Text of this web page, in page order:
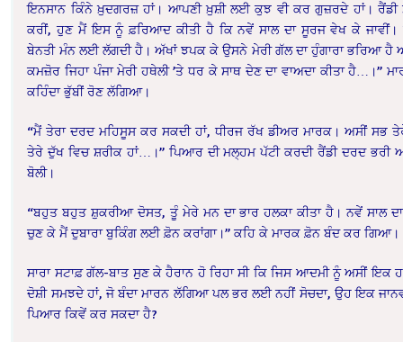
ਇਨਸਾਨ ਕਿੰਨੇ ਖ਼ੁਦਗਰਜ਼ ਹਾਂ। ਆਪਣੀ ਖ਼ੁਸ਼ੀ ਲਈ ਕੁਝ ਵੀ ਕਰ ਗੁਜ਼ਰਦੇ ਹਾਂ।
ਕਰੀਂ, ਹੁਣ ਮੈਂ ਇਸ ਨੂੰ ਫ਼ਰਿਆਦ ਕੀਤੀ ਹੈ ਕਿ ਨਵੇਂ ਸਾਲ ਦਾ ਸੂਰਜ ਵੇਖ ਕੇ ਜਾਵੀਂ।
ਬੇਨਤੀ ਮੰਨ ਲਈ ਲੱਗਦੀ ਹੈ। ਅੱਖਾਂ ਝਪਕ ਕੇ ਉਸਨੇ ਮੇਰੀ ਗੱਲ ਦਾ ਹੁੰਗਾਰਾ ਭਰਿਆ ਹੈ
ਕਮਜ਼ੋਰ ਜਿਹਾ ਪੰਜਾ ਮੇਰੀ ਹਥੇਲੀ ’ਤੇ ਧਰ ਕੇ ਸਾਥ ਦੇਣ ਦਾ ਵਾਅਦਾ ਕੀਤਾ ਹੈ…।”
ਕਹਿੰਦਾ ਭੁੱਬੀਂ ਰੋਣ ਲੱਗਿਆ।
“ਮੈਂ ਤੇਰਾ ਦਰਦ ਮਹਿਸੂਸ ਕਰ ਸਕਦੀ ਹਾਂ, ਧੀਰਜ ਰੱਖ ਡੀਅਰ ਮਾਰਕ। ਅਸੀਂ ਸਭ
ਤੇਰੇ ਦੁੱਖ ਵਿਚ ਸ਼ਰੀਕ ਹਾਂ…।” ਪਿਆਰ ਦੀ ਮਲ੍ਹਮ ਪੱਟੀ ਕਰਦੀ ਰੈਂਡੀ ਦਰਦ ਭਰੀ
ਬੋਲੀ।
“ਬਹੁਤ ਬਹੁਤ ਸ਼ੁਕਰੀਆ ਦੋਸਤ, ਤੂੰ ਮੇਰੇ ਮਨ ਦਾ ਭਾਰ ਹਲਕਾ ਕੀਤਾ ਹੈ। ਨਵੇਂ ਸਾਲ
ਚੁਣ ਕੇ ਮੈਂ ਦੁਬਾਰਾ ਬੁਕਿੰਗ ਲਈ ਫ਼ੋਨ ਕਰਾਂਗਾ।” ਕਹਿ ਕੇ ਮਾਰਕ ਫ਼ੋਨ ਬੰਦ ਕਰ ਗਿਆ।
ਸਾਰਾ ਸਟਾਫ਼ ਗੱਲ-ਬਾਤ ਸੁਣ ਕੇ ਹੈਰਾਨ ਹੋ ਰਿਹਾ ਸੀ ਕਿ ਜਿਸ ਆਦਮੀ ਨੂੰ ਅਸੀਂ ਇਕ
ਦੋਸ਼ੀ ਸਮਝਦੇ ਹਾਂ, ਜੋ ਬੰਦਾ ਮਾਰਨ ਲੱਗਿਆ ਪਲ ਭਰ ਲਈ ਨਹੀਂ ਸੋਚਦਾ, ਉਹ ਇਕ
ਪਿਆਰ ਕਿਵੇਂ ਕਰ ਸਕਦਾ ਹੈ?